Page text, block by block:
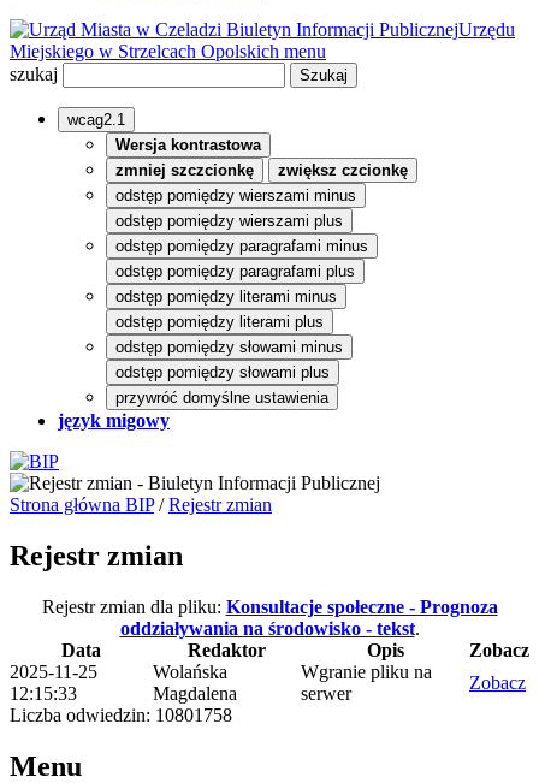
Biuletyn Informacji PublicznejUrzędu
Miejskiego w Strzelcach Opolskich menu
szukaj
wcag2.1
Wersja kontrastowa
zmniej szczcionkę
zwiększ czcionkę
odstęp pomiędzy wierszami minus
odstęp pomiędzy wierszami plus
odstęp pomiędzy paragrafami minus
odstęp pomiędzy paragrafami plus
odstęp pomiędzy literami minus
odstęp pomiędzy literami plus
odstęp pomiędzy słowami minus
odstęp pomiędzy słowami plus
przywróć domyślne ustawienia
język migowy
Strona główna BIP/Rejestr zmian
Rejestr zmian
Rejestr zmian dla pliku: Konsultacje społeczne - Prognoza
oddziaływania na środowisko - tekst.
Data
Redaktor Opis
Zobacz
2025-11-25
12:15:33
Wolańska
Magdalena
Wgranie pliku na
serwer
Zobacz
Liczba odwiedzin: 10801758
Menu